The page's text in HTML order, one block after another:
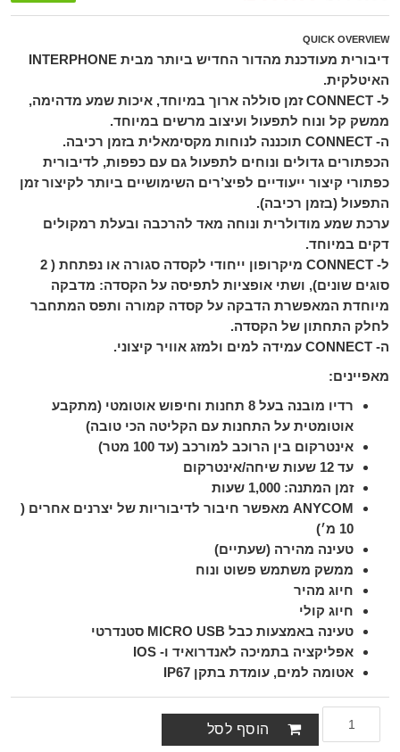
QUICK OVERVIEW
דיבורית מעודכנת מהדור החדיש ביותר מבית INTERPHONE
האיטלקית.
ל- CONNECT זמן סוללה ארוך במיוחד, איכות שמע מדהימה,
ממשק קל ונוח לתפעול ועיצוב מרשים במיוחד.
ה- CONNECT תוכננה לנוחות מקסימאלית בזמן רכיבה.
הכפתורים גדולים ונוחים לתפעול גם עם כפפות, לדיבורית
כפתורי קיצור ייעודיים לפיצ’רים השימושיים ביותר לקיצור זמן
התפעול (בזמן רכיבה).
ערכת שמע מודולרית ונוחה מאד להרכבה ובעלת רמקולים
דקים במיוחד.
ל- CONNECT מיקרופון ייחודי לקסדה סגורה או נפתחת ( 2
סוגים שונים), ושתי אופציות לתפיסה על הקסדה: מדבקה
מיוחדת המאפשרת הדבקה על קסדה קמורה ותפס המתחבר
לחלק התחתון של הקסדה.
ה- CONNECT עמידה למים ולמזג אוויר קיצוני.
מאפיינים:
רדיו מובנה בעל 8 תחנות וחיפוש אוטומטי (מתקבע
אוטומטית על התחנות עם הקליטה הכי טובה)
אינטרקום בין הרוכב למורכב (עד 100 מטר)
עד 12 שעות שיחה/אינטרקום
זמן המתנה: 1,000 שעות
ANYCOM מאפשר חיבור לדיבוריות של יצרנים אחרים (
10 מ׳)
טעינה מהירה (שעתיים)
ממשק משתמש פשוט ונוח
חיוג מהיר
חיוג קולי
טעינה באמצעות כבל MICRO USB סטנדרטי
אפליקציה בתמיכה לאנדרואיד ו- IOS
אטומה למים, עומדת בתקן IP67
הוסף לסל